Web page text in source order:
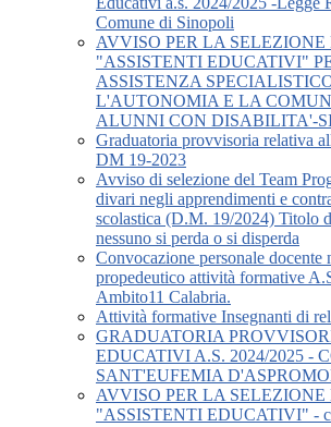
Comune di Sinopoli
AVVISO PER LA SELEZIONE
"ASSISTENTI EDUCATIVI"
ASSISTENZA
L'AUTONOMIA E LA
ALUNNI CON DISABILITA'-
Graduatoria provvisoria relativa
DM 19-2023
Avviso di selezione del Team
divari negli apprendimenti e
scolastica (D.M. 19/2024) Titolo
nessuno si perda o si disperda
Convocazione personale docente
propedeutico attività formative
Ambito11 Calabria.
Attività formative Insegnanti di
GRADUATORIA
EDUCATIVI A.S. 2024/2025 -
SANT'EUFEMIA
AVVISO PER LA SELEZIONE
"ASSISTENTI EDUCATIVI" -